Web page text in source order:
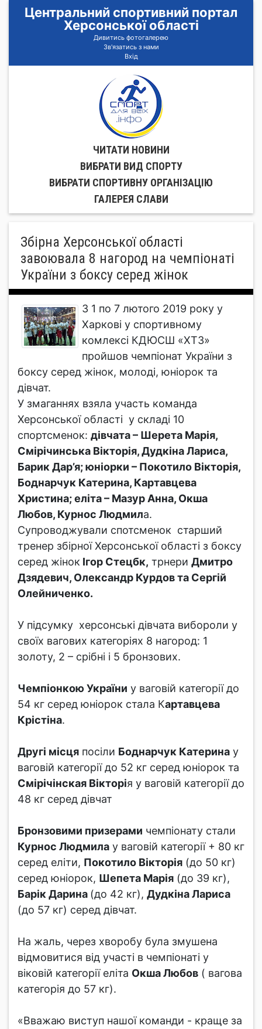
Центральний спортивний портал
Херсонської області
Дивитись фотогалерею
Зв'язатись з нами
Вхід
ЧИТАТИ НОВИНИ
ВИБРАТИ ВИД СПОРТУ
ВИБРАТИ СПОРТИВНУ ОРГАНIЗАЦIЮ
ГАЛЕРЕЯ СЛАВИ
Збірна Херсонської області
завоювала 8 нагород на чемпіонаті
України з боксу серед жінок
З 1 по 7 лютого 2019 року у
Харкові у спортивному
комлексі КДЮСШ «ХТЗ»
пройшов чемпіонат України з
боксу серед жінок, молоді, юніорок та
дівчат.
У змаганнях взяла участь команда
Херсонської області у складі 10
спортсменок: дівчата – Шерета Марія,
Смірічинська Вікторія, Дудкіна Лариса,
Барик Дар’я; юніорки – Покотило Вікторія,
Боднарчук Катерина, Картавцева
Христина; еліта – Мазур Анна, Окша
Любов, Курнос Людмила.
Супроводжували спотсменок старший
тренер збірної Херсонської області з боксу
серед жінок Ігор Стецбк, трнери Дмитро
Дзядевич, Олександр Курдов та Сергій
Олейниченко.
У підсумку херсонські дівчата вибороли у
своїх вагових категоріях 8 нагород: 1
золоту, 2 – срібні і 5 бронзових.
Чемпіонкою України у ваговій категорії до
54 кг серед юніорок стала Картавцева
Крістіна.
Другі місця посіли Боднарчук Катерина у
ваговій категорії до 52 кг серед юніорок та
Смірічінская Вікторія у ваговій категорії до
48 кг серед дівчат
Бронзовими призерами чемпіонату стали
Курнос Людмила у ваговій категорії + 80 кг
серед еліти, Покотило Вікторія (до 50 кг)
серед юніорок, Шепета Марія (до 39 кг),
Барік Дарина (до 42 кг), Дудкіна Лариса
(до 57 кг) серед дівчат.
На жаль, через хворобу була змушена
відмовитися від участі в чемпіонаті у
віковій категорії еліта Окша Любов ( вагова
категорія до 57 кг).
«Вважаю виступ нашої команди - краще за